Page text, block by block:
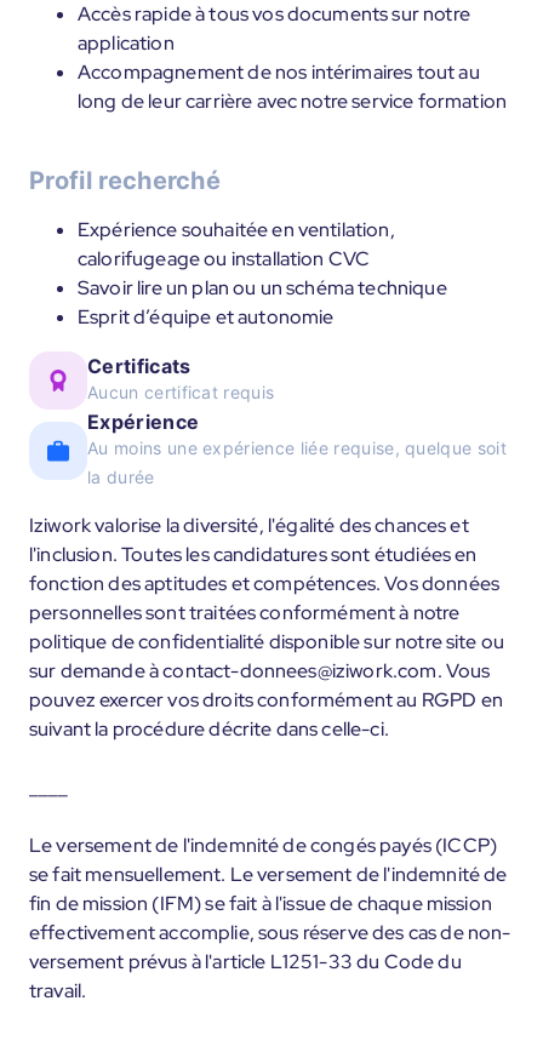
Accès rapide à tous vos documents sur notre
application
Accompagnement de nos intérimaires tout au
long de leur carrière avec notre service formation
Profil recherché
Expérience souhaitée en ventilation,
calorifugeage ou installation CVC
Savoir lire un plan ou un schéma technique
Esprit d’équipe et autonomie
Certificats
Aucun certificat requis
Expérience
Au moins une expérience liée requise, quelque soit
la durée
Iziwork valorise la diversité, l'égalité des chances et
l'inclusion. Toutes les candidatures sont étudiées en
fonction des aptitudes et compétences. Vos données
personnelles sont traitées conformément à notre
politique de confidentialité disponible sur notre site ou
sur demande à contact-donnees@iziwork.com. Vous
pouvez exercer vos droits conformément au RGPD en
suivant la procédure décrite dans celle-ci.
Le versement de l'indemnité de congés payés (ICCP)
se fait mensuellement. Le versement de l'indemnité de
fin de mission (IFM) se fait à l'issue de chaque mission
effectivement accomplie, sous réserve des cas de non-
versement prévus à l'article L1251-33 du Code du
travail.